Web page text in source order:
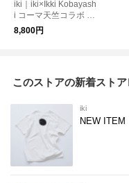
iki｜iki×Ikki Kobayash
i コーマ天竺コラボ プ
リントロゴ ロンT 31
01CT006262
8,800円
このストアの新着スト
iki
NEW ITEM